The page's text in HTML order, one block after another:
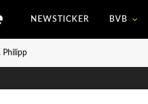
NEWSTICKER BVB
Philipp